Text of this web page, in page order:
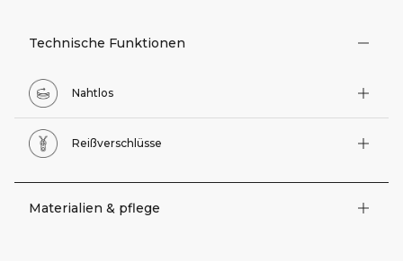
Technische Funktionen
Nahtlos
Reißverschlüsse
Materialien & pflege